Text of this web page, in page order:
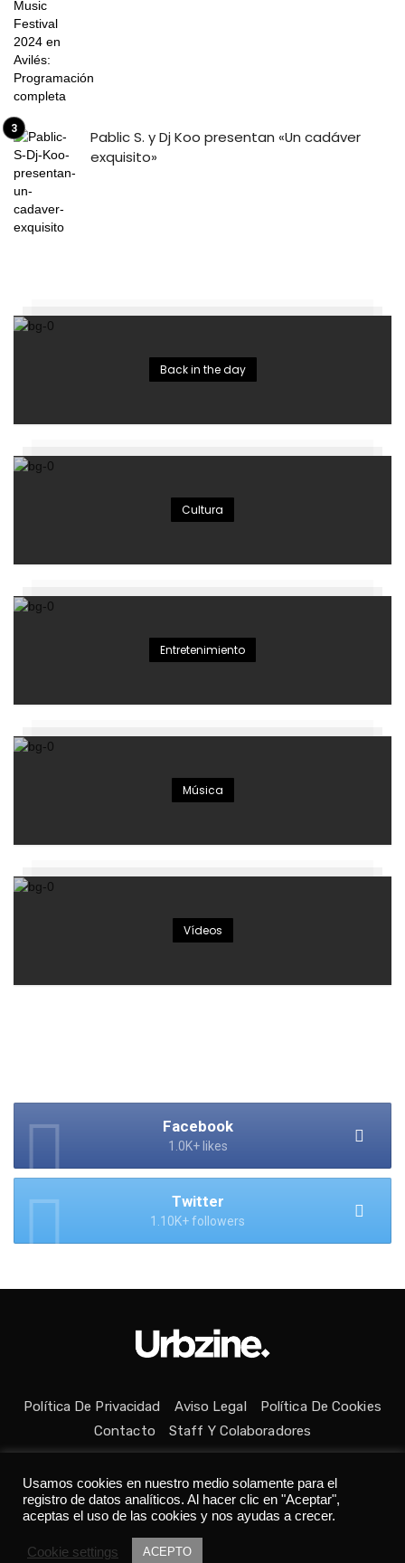
Pablic S. y Dj Koo presentan «Un cadáver
exquisito»
Back in the day
Cultura
Entretenimiento
Música
Vídeos
Facebook
1.0K+ likes
Twitter
1.10K+ followers
Política De Privacidad Aviso Legal
Política De Cookies
Contacto
Staff Y Colaboradores
Todos los derechos reservados © Medio fundado con ❤ en
Asturias. 👨‍💻Desarrollado por
Usamos cookies en nuestro medio solamente para el
registro de datos analíticos. Al hacer clic en "Aceptar",
aceptas el uso de las cookies y nos ayudas a crecer.
Cookie settings ACEPTO